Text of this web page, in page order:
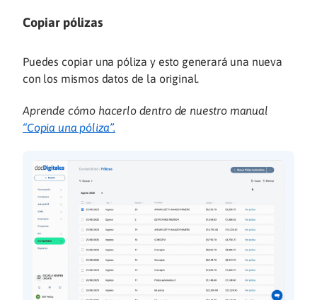
Copiar pólizas
Puedes copiar una póliza y esto generará una nueva
con los mismos datos de la original.
Aprende cómo hacerlo dentro de nuestro manual
“Copia una póliza”.